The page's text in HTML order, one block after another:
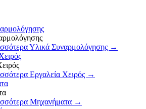
Υλικά Συναρμολόγησης →
Εργαλεία Χειρός →
Μηχανήματα →